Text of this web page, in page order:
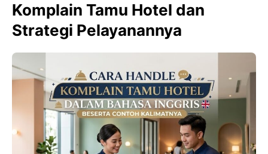
Komplain Tamu Hotel dan
Strategi Pelayanannya